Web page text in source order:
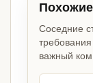
Соседние
важный